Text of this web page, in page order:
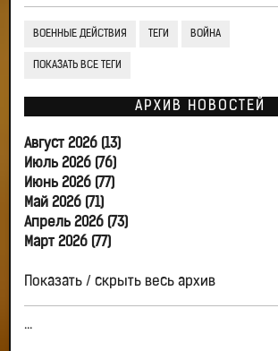
ВОЕННЫЕ ДЕЙСТВИЯ ТЕГИ ВОЙНА
ПОКАЗАТЬ ВСЕ ТЕГИ
АРХИВ НОВОСТЕЙ
Август 2026 (13)
Июль 2026 (76)
Июнь 2026 (77)
Май 2026 (71)
Апрель 2026 (73)
Март 2026 (77)
Показать / скрыть весь архив
...